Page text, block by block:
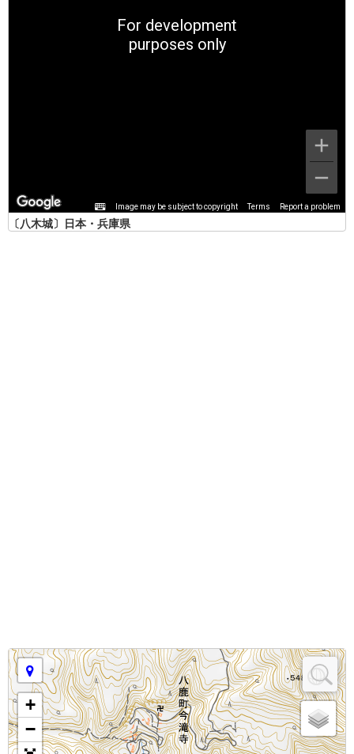
For development
purposes only
Image may be subject to copyright Terms Report a problem
〔八木城〕日本・兵庫県